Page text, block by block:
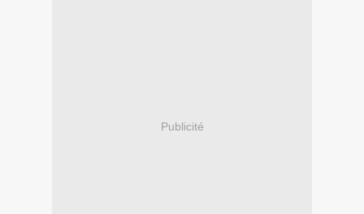
Publicité